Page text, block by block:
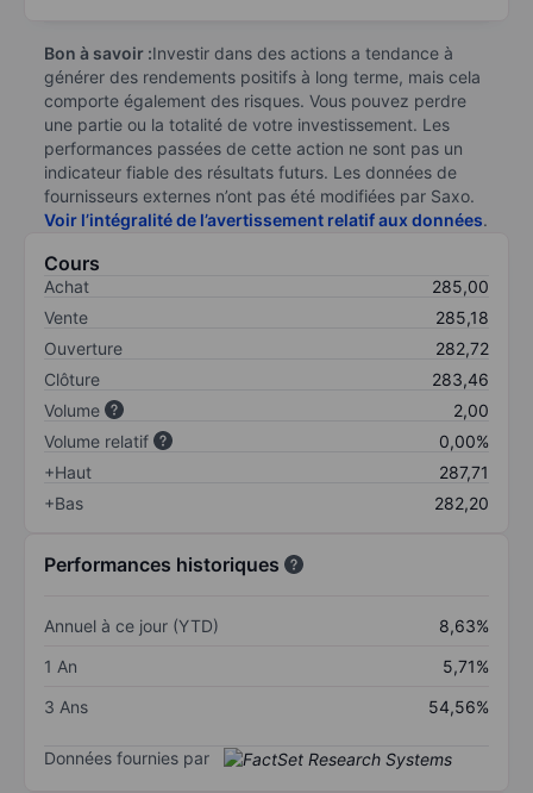
Bon à savoir :Investir dans des actions a tendance à
générer des rendements positifs à long terme, mais cela
comporte également des risques. Vous pouvez perdre
une partie ou la totalité de votre investissement. Les
performances passées de cette action ne sont pas un
indicateur fiable des résultats futurs. Les données de
fournisseurs externes n’ont pas été modifiées par Saxo.
Voir l’intégralité de l’avertissement relatif aux données.
Cours
Achat
285,00
Vente
285,18
Ouverture
282,72
Clôture
283,46
Volume
2,00
Volume relatif
0,00%
+Haut
287,71
+Bas
282,20
Performances historiques
Annuel à ce jour (YTD)
8,63%
1 An
5,71%
3 Ans
54,56%
Données fournies par